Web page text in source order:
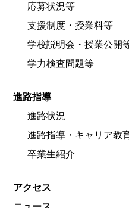
応募状況等
支援制度・授業料等
学校説明会・授業公開
学力検査問題等
進路指導
進路状況
進路指導・キャリア教
卒業生紹介
アクセス